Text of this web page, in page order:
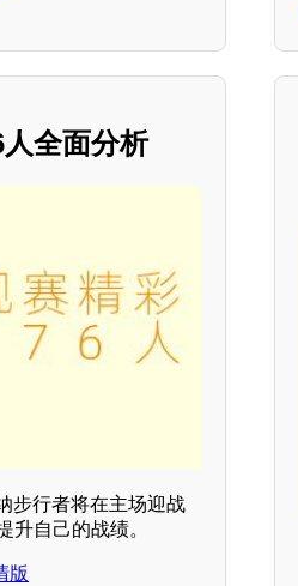
全面分析
步行者将在主场迎战
升自己的战绩。
版